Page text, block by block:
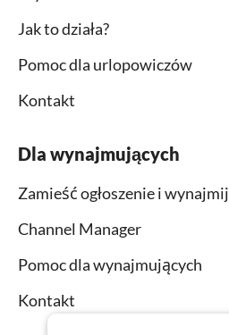
Jak to działa?
Pomoc dla urlopowiczów
Kontakt
Dla wynajmujących
Zamieść ogłoszenie i
Channel Manager
Pomoc dla wynajmujących
Kontakt